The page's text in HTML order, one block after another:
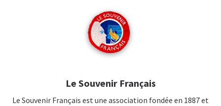
Le Souvenir Français
Le Souvenir Français est une association fondée en 1887 et